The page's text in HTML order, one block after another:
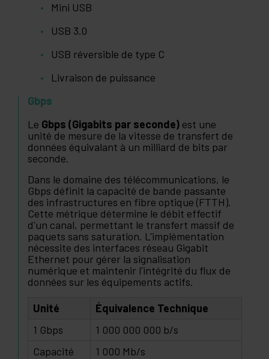
Mini USB
USB 3.0
USB réversible de type C
Livraison de puissance
Gbps
Le Gbps (Gigabits par seconde) est une
unité de mesure de la vitesse de transfert de
données équivalant à un milliard de bits par
seconde.
Dans le domaine des télécommunications, le
Gbps définit la capacité de bande passante
des infrastructures en fibre optique (FTTH).
Cette métrique détermine le débit effectif
d'un canal, permettant le transfert massif de
paquets sans saturation. L'implémentation
nécessite des interfaces réseau Gigabit
Ethernet pour gérer la signalisation
numérique et maintenir l'intégrité du flux de
données sur les équipements actifs.
Unité
Équivalence Technique
1 Gbps
1 000 000 000 b/s
Capacité
1 000 Mb/s